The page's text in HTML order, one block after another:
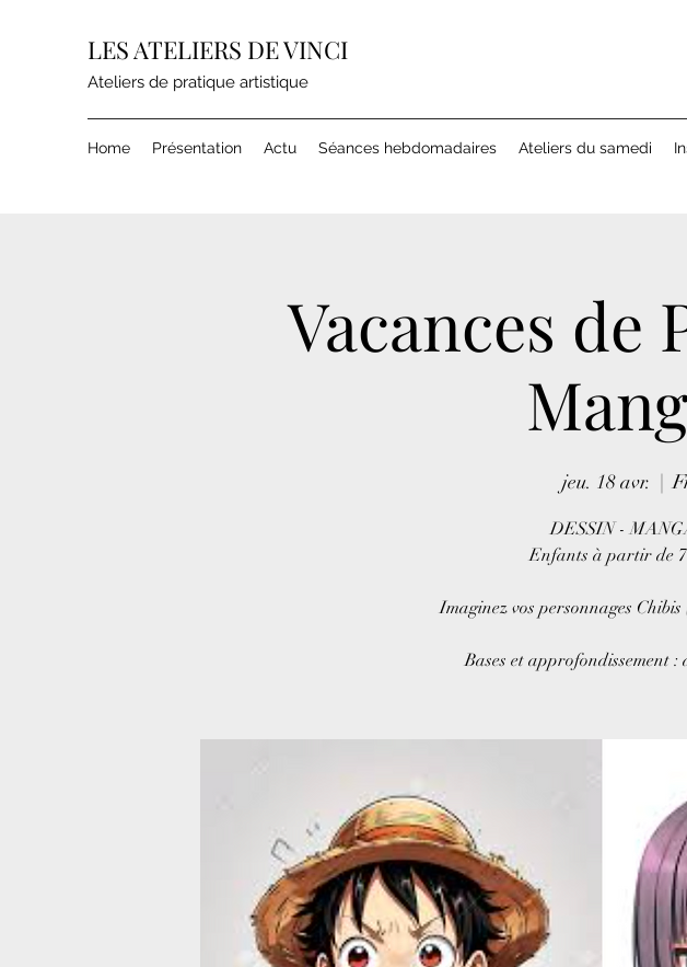
LES ATELIERS DE VINCI
Ateliers de pratique artistique
Home Présentation Actu Séances hebdomadaires Ateliers du samedi
Vacances de
jeu. 18 avr.
  |
DESSIN -
Enfants à partir de 7
Imaginez vos personnages
Bases et approfondissement :